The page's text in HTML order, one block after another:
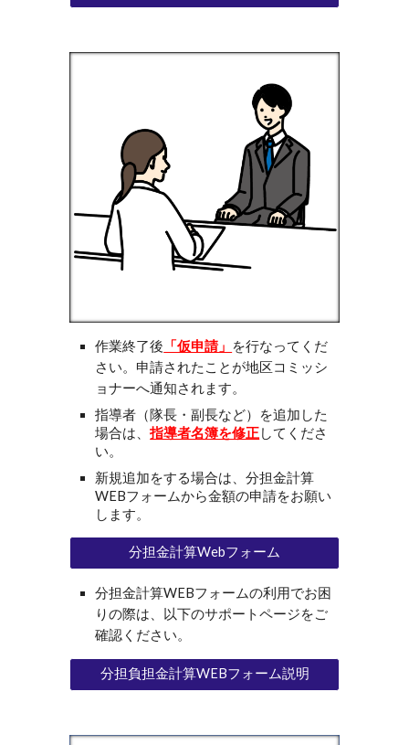
作業終了後 「仮申請」 を行なって くだ
さい。申請されたことが地区コミッシ
ョナーへ通知されます。
指導者（隊長・副長など）を追加した
場合は、指導者名簿を修正してくださ
い。
新規追加をする場合は、分担金計算
WEBフォームから金額の申請をお願い
します。
分担金計算Webフォーム
分担金計算WEBフォームの利用でお困
りの際は、以下のサポートページをご
確認ください。
分担負担金計算WEBフォーム説明